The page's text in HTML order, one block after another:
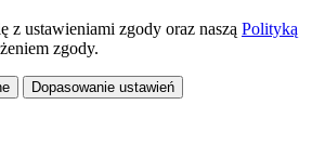
z ustawieniami zgody oraz naszą Polityką
zgody.
Dopasowanie ustawień